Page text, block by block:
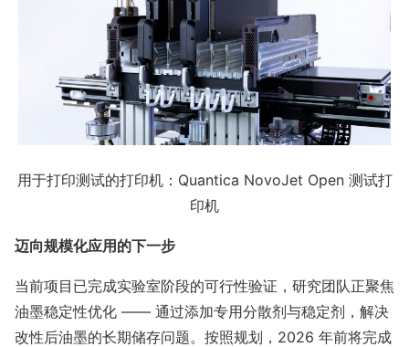
用于打印测试的打印机：Quantica NovoJet Open 测试打
印机
迈向规模化应用的下一步
当前项目已完成实验室阶段的可行性验证，研究团队正聚焦
油墨稳定性优化 —— 通过添加专用分散剂与稳定剂，解决
改性后油墨的长期储存问题。按照规划，2026 年前将完成